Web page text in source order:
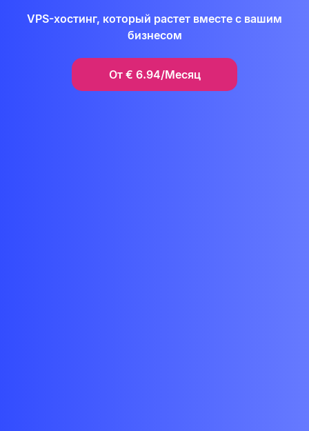
VPS-хостинг, который растет вместе с вашим
бизнесом
От € 6.94/Месяц